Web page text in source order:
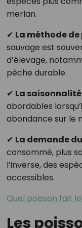
merlan.
✔ La méthode de
sauvage est
d’élevage,
pêche durable.
✔ La saisonnalité
abordables
abondance sur le
✔ La demande
consommé, plus
l’inverse, des
accessibles.
Quel poisson fait
Les